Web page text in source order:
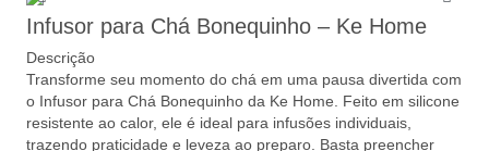
UtilidadesConfeitaria
Infusor para Chá Bonequinho – Ke Home
Descrição
Transforme seu momento do chá em uma pausa divertida com
o Infusor para Chá Bonequinho da Ke Home. Feito em silicone
resistente ao calor, ele é ideal para infusões individuais,
trazendo praticidade e leveza ao preparo. Basta preencher